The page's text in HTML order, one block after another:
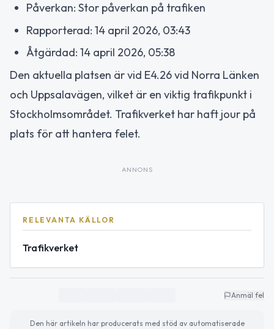
Påverkan: Stor påverkan på trafiken
Rapporterad: 14 april 2026, 03:43
Åtgärdad: 14 april 2026, 05:38
Den aktuella platsen är vid E4.26 vid Norra Länken
och Uppsalavägen, vilket är en viktig trafikpunkt i
Stockholmsområdet. Trafikverket har haft jour på
plats för att hantera felet.
ANNONS
RELEVANTA KÄLLOR
Trafikverket
Anmäl fel
Den här artikeln har producerats med stöd av automatiserade